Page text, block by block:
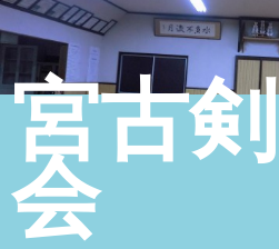
宮古
会
コンテンツへ移動